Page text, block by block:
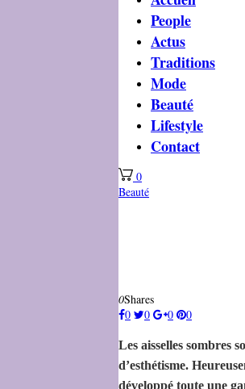
People
Actus
Traditions
Mode
Beauté
Lifestyle
Contact
0
Beauté
0Shares
0
0 0 0
Les aisselles sombres
d’esthétisme.
développé toute une